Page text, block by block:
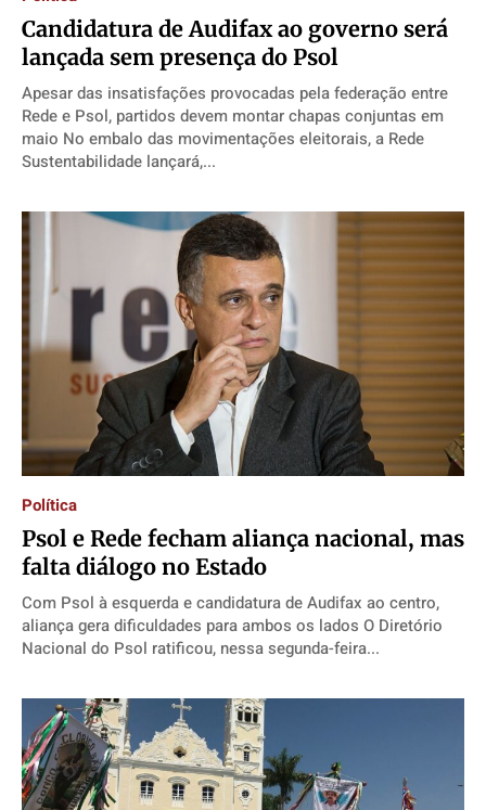
​Candidatura de Audifax ao governo será
lançada sem presença do Psol
Apesar das insatisfações provocadas pela federação entre
Rede e Psol, partidos devem montar chapas conjuntas em
maio No embalo das movimentações eleitorais, a Rede
Sustentabilidade lançará,...
Política
Psol e Rede fecham aliança nacional, mas
falta diálogo no Estado
Com Psol à esquerda e candidatura de Audifax ao centro,
aliança gera dificuldades para ambos os lados O Diretório
Nacional do Psol ratificou, nessa segunda-feira...